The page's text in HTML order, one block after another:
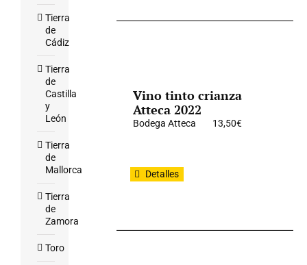
Vino tinto crianza
Atteca 2022
Bodega Atteca 13,50€
Detalles
Tierra
de
Cádiz
Tierra
de
Castilla
y
León
Tierra
de
Mallorca
Tierra
de
Zamora
Toro